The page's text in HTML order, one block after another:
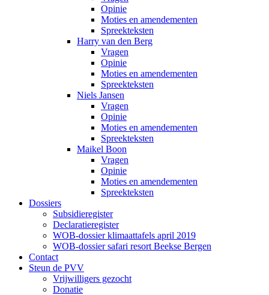
Opinie
Moties en amendementen
Spreekteksten
Harry van den Berg
Vragen
Opinie
Moties en amendementen
Spreekteksten
Niels Jansen
Vragen
Opinie
Moties en amendementen
Spreekteksten
Maikel Boon
Vragen
Opinie
Moties en amendementen
Spreekteksten
Dossiers
Subsidieregister
Declaratieregister
WOB-dossier klimaattafels april 2019
WOB-dossier safari resort Beekse Bergen
Contact
Steun de PVV
Vrijwilligers gezocht
Donatie